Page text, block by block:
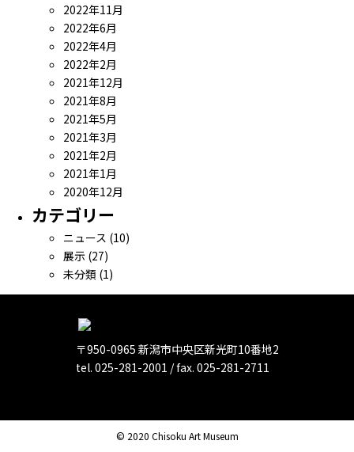
2022年11月
2022年6月
2022年4月
2022年2月
2021年12月
2021年8月
2021年5月
2021年3月
2021年2月
2021年1月
2020年12月
カテゴリー
ニュース (10)
展示 (27)
未分類 (1)
〒950-0965 新潟市中央区新光町10番地2
tel. 025-281-2001 / fax. 025-281-2711
© 2020 Chisoku Art Museum